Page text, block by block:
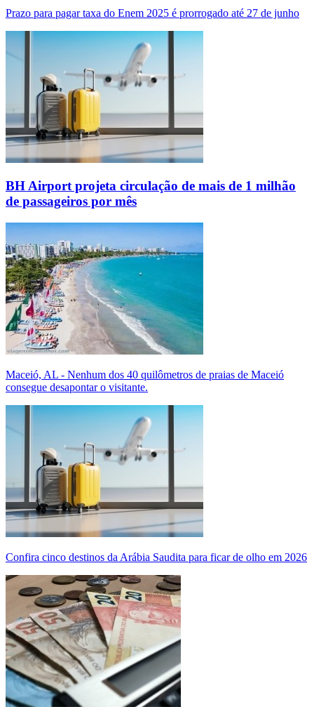
Prazo para pagar taxa do Enem 2025 é prorrogado até 27 de junho
BH Airport projeta circulação de mais de 1 milhão
de passageiros por mês
Maceió, AL - Nenhum dos 40 quilômetros de praias de Maceió
consegue desapontar o visitante.
Confira cinco destinos da Arábia Saudita para ficar de olho em 2026